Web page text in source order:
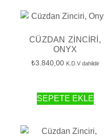
CÜZDAN ZINCIRI,
ONYX
₺3.840,00 K.D.V dahildir
SEPETE EKLE